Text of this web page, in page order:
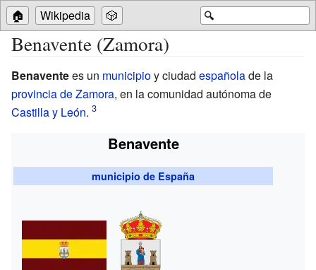
🔍
🏠 Wikipedia 🎲
Benavente (Zamora)
Benaventees un municipioy ciudad españolade la
provincia de Zamora, en la comunidad autónoma de
Castilla y León.
Benavente
municipio de España